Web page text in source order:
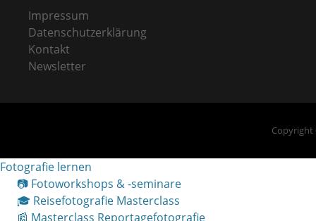
Impressum
Datenschutzerklärung
Kontakt
Newsletter
Fotografie lernen
📷 Fotoworkshops & -seminare
🎓 Reisefotografie Masterclass
📰 Masterclass Reportagefotografie